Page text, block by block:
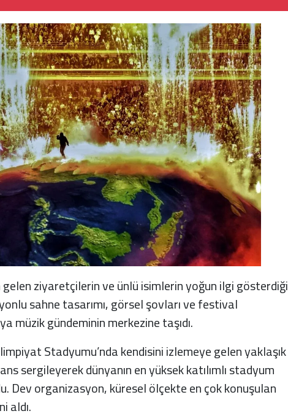
gelen ziyaretçilerin ve ünlü isimlerin yoğun ilgi gösterdiği
sahne tasarımı, görsel şovları ve festival
müzik gündeminin merkezine taşıdı.
Stadyumu’nda kendisini izlemeye gelen yaklaşık
sergileyerek dünyanın en yüksek katılımlı stadyum
Dev organizasyon, küresel ölçekte en çok konuşulan
aldı.